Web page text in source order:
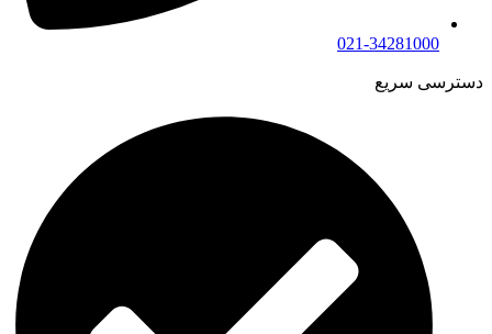
021-34281000
دسترسی سریع